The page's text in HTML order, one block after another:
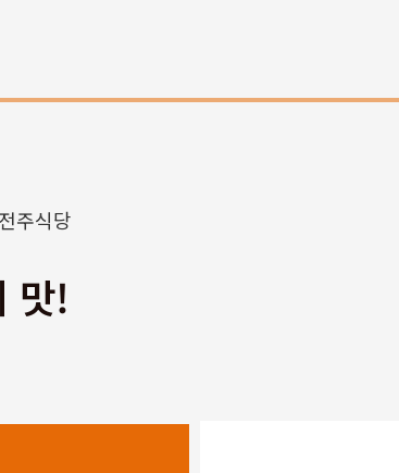
주식당
맛!